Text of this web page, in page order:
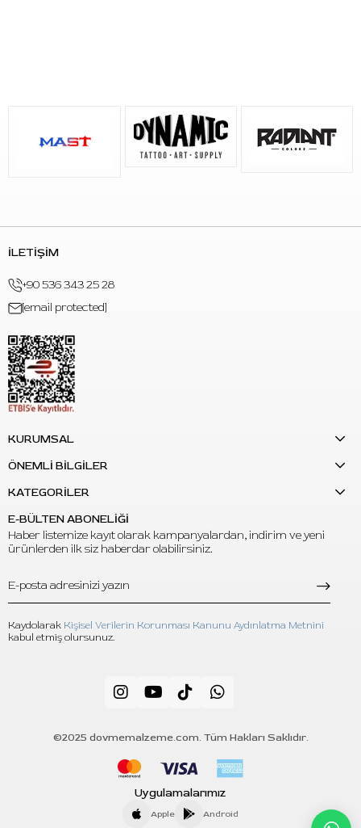
İLETİŞİM
+90 536 343 25 28
[email protected]
KURUMSAL
ÖNEMLİ BİLGİLER
KATEGORİLER
E-BÜLTEN ABONELİĞİ
Haber listemize kayıt olarak kampanyalardan, indirim ve yeni
ürünlerden ilk siz haberdar olabilirsiniz.
Kaydolarak Kişisel Verilerin Korunması Kanunu Aydınlatma Metnini
kabul etmiş olursunuz.
©2025 dovmemalzeme.com. Tüm Hakları Saklıdır.
Uygulamalarımız
Apple Android